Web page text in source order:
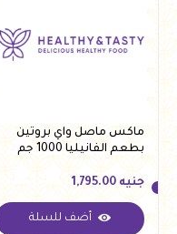
ماكس ماصل واي بروتين
بطعم الفانيليا 1000 جم
جنيه
جنيه 1,795.00
أضف للسلة